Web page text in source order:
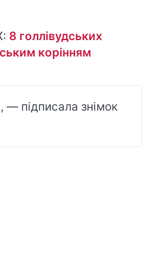
8 голлівудських
корінням
підписала знімок